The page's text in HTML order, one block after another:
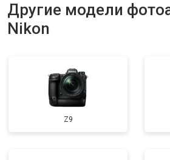
Другие модели
Nikon
Z9